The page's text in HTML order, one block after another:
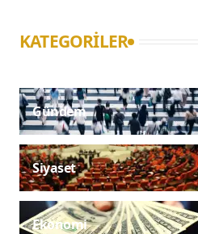
KATEGORILER
Gündem
Siyaset
Ekonomi